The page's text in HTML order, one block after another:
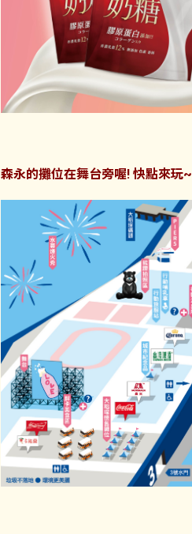
森永的攤位在舞台旁喔! 快點來玩~